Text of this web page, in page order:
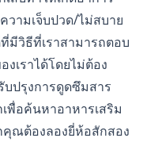
วามเจ็บปวด/ไม่สบาย
มีวิธีที่เราสามารถตอบ
เราได้โดยไม่ต้อง
บปรุงการดูดซึมสาร
พื่อค้นหาอาหารเสริม
ณต้องลองยี่ห้อสักสอง